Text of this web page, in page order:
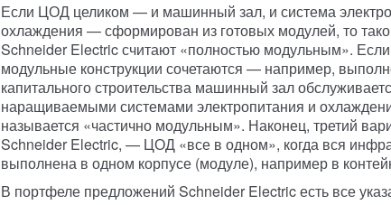
Если ЦОД целиком — и машинный зал, и система
охлаждения — сформирован из готовых модулей, то
Schneider Electric считают «полностью модульным».
модульные конструкции сочетаются — например,
капитального строительства машинный зал
наращиваемыми системами электропитания и
называется «частично модульным». Наконец, третий
Schneider Electric, — ЦОД «все в одном», когда вся
выполнена в одном корпусе (модуле), например в
В портфеле предложений Schneider Electric есть все